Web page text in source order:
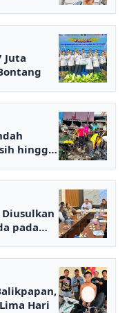
Juta
hingga
Diusulkan
pada
Hari